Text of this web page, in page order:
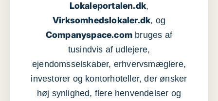
Lokaleportalen.dk,
Virksomhedslokaler.dk, og
Companyspace.com bruges af
tusindvis af udlejere,
ejendomsselskaber, erhvervsmæglere,
investorer og kontorhoteller, der ønsker
høj synlighed, flere henvendelser og